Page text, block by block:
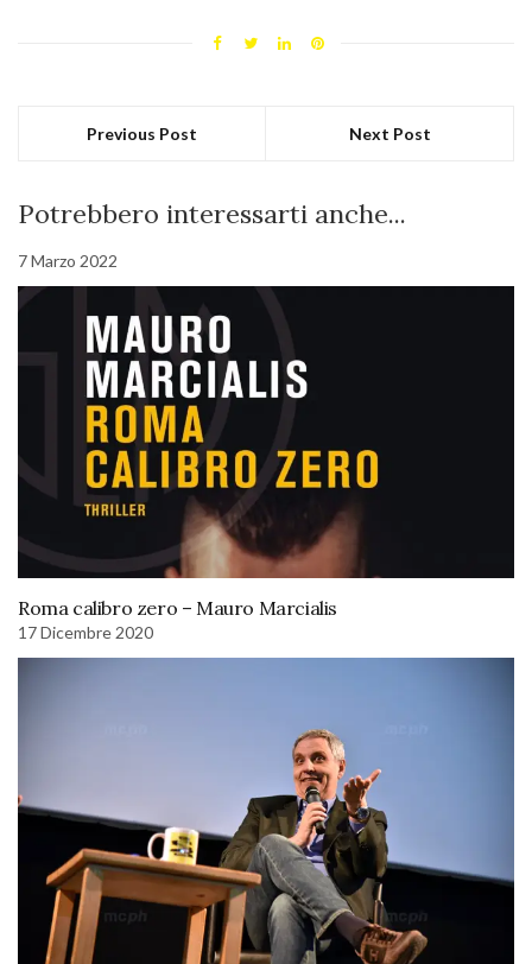
Previous Post Next Post
Potrebbero interessarti anche...
7 Marzo 2022
Roma calibro zero – Mauro Marcialis
17 Dicembre 2020